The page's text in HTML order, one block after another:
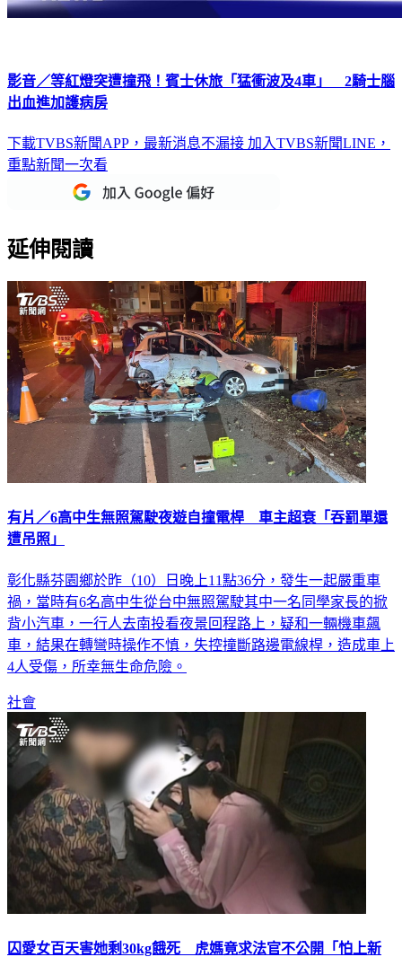
影音／等紅燈突遭撞飛！賓士休旅「猛衝波及4車」 2騎士腦
出血進加護病房
下載TVBS新聞APP，最新消息不漏接 加入TVBS新聞LINE，
重點新聞一次看
延伸閱讀
有片／6高中生無照駕駛夜遊自撞電桿 車主超衰「吞罰單還
遭吊照」
彰化縣芬園鄉於昨（10）日晚上11點36分，發生一起嚴重車
禍，當時有6名高中生從台中無照駕駛其中一名同學家長的掀
背小汽車，一行人去南投看夜景回程路上，疑和一輛機車飆
車，結果在轉彎時操作不慎，失控撞斷路邊電線桿，造成車上
4人受傷，所幸無生命危險。
社會
囚愛女百天害她剩30kg餓死 虎媽竟求法官不公開「怕上新